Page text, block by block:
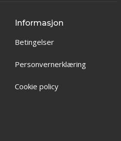
Informasjon
Betingelser
Personvernerklæring
Cookie policy